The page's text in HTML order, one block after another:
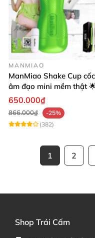
MANMIAO
ManMiao Shake Cup cốc
âm đạo mini mềm thật
650.000₫
866.000₫
-25%
(382)
1 2
Shop Trái Cấm